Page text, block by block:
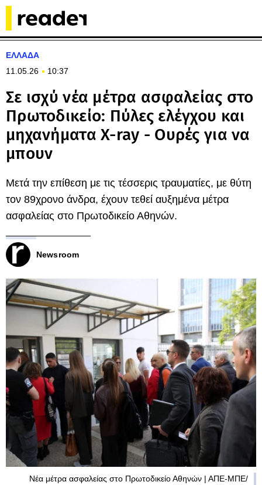
ΕΛΛΑΔΑ
11.05.26
10:37
Σε ισχύ νέα μέτρα ασφαλείας στο
Πρωτοδικείο: Πύλες ελέγχου και
μηχανήματα X-ray - Ουρές για να
μπουν
Μετά την επίθεση με τις τέσσερις τραυματίες, με θύτη
τον 89χρονο άνδρα, έχουν τεθεί αυξημένα μέτρα
ασφαλείας στο Πρωτοδικείο Αθηνών.
Newsroom
Νέα μέτρα ασφαλείας στο Πρωτοδικείο Αθηνών | ΑΠΕ-ΜΠΕ/